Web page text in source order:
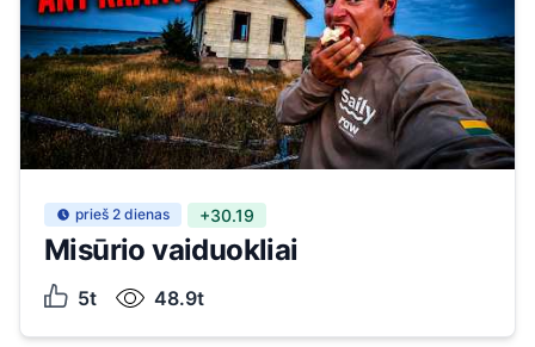
prieš 2 dienas +30.19
Misūrio vaiduokliai
5t 48.9t